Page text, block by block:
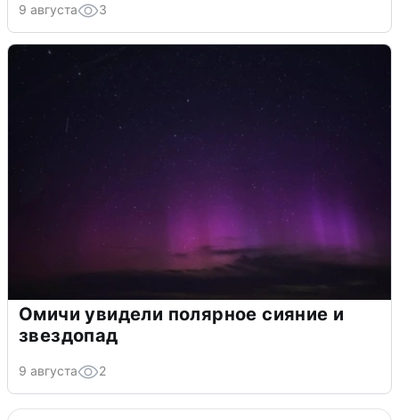
9 августа 3
Омичи увидели полярное сияние и
звездопад
9 августа 2